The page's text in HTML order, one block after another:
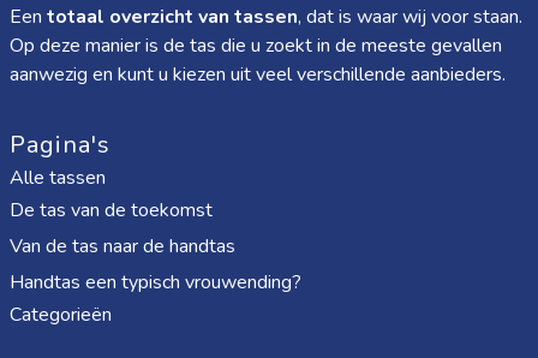
Een totaal overzicht van tassen, dat is waar wij voor staan.
Op deze manier is de tas die u zoekt in de meeste gevallen
aanwezig en kunt u kiezen uit veel verschillende aanbieders.
Pagina's
Alle tassen
De tas van de toekomst
Van de tas naar de handtas
Handtas een typisch vrouwending?
Categorieën